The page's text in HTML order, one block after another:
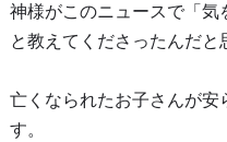
神様がこのニュースで「気
と教えてくださったんだと
亡くなられたお子さんが安
す。